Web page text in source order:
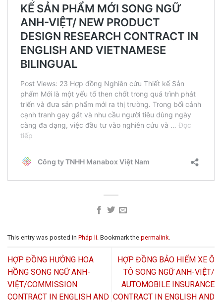
This entry was posted in Pháp lí. Bookmark the permalink
HỢP ĐỒNG HƯỞNG HOA
HỒNG SONG NGỮ ANH-
VIỆT/COMMISSION
CONTRACT IN ENGLISH AND
HỢP ĐỒNG BẢO HIỂM XE Ô
TÔ SONG NGỮ ANH-VIỆT/
AUTOMOBILE INSURANCE
CONTRACT IN ENGLISH AND